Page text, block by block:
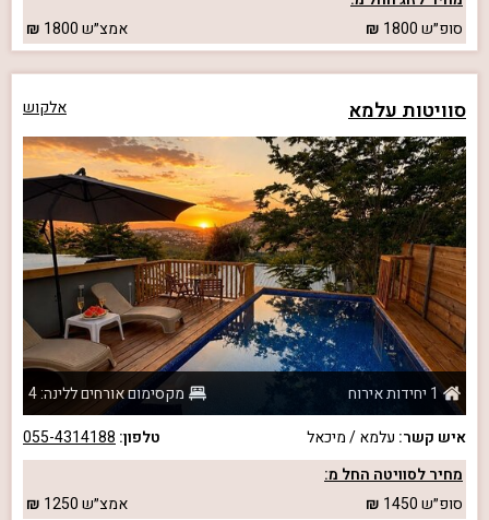
סופ״ש1800 אמצ״ש1800
סוויטות עלמא אלקוש
1 יחידות אירוח
מקסימום אורחים ללינה: 4
איש קשר: עלמא / מיכאל טלפון: 055-4314188
מחיר לסוויטה החל מ:
סופ״ש1450 אמצ״ש1250